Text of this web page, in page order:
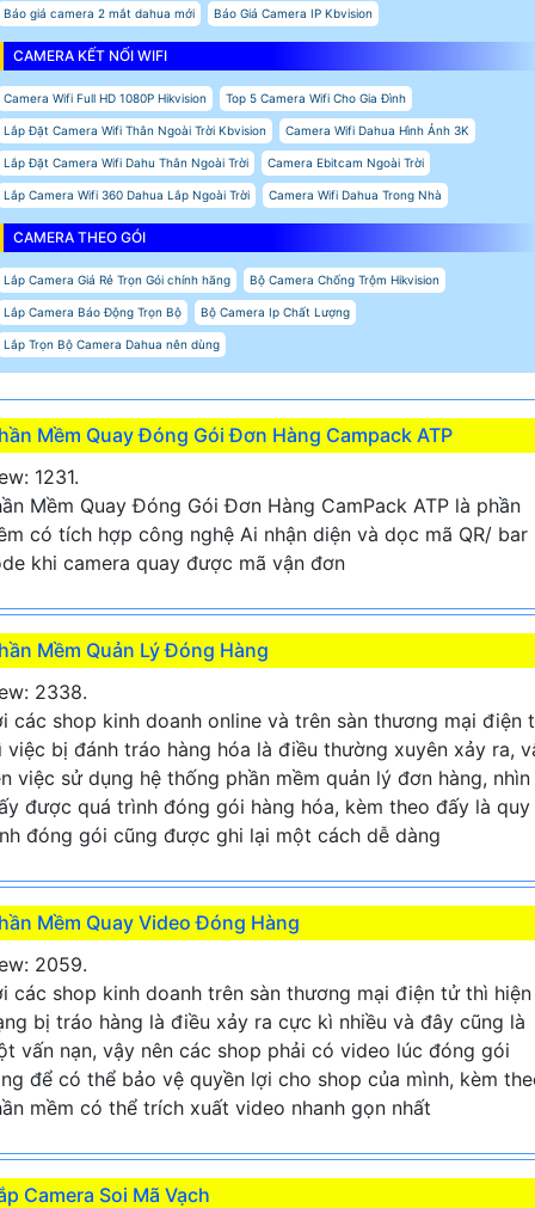
Báo giá camera 2 mắt dahua mới Báo Giá Camera IP Kbvision
CAMERA KẾT NỐI WIFI
Camera Wifi Full HD 1080P Hikvision Top 5 Camera Wifi Cho Gia Đình
Lắp Đặt Camera Wifi Thân Ngoài Trời Kbvision Camera Wifi Dahua Hình Ảnh 3K
Lắp Đặt Camera Wifi Dahu Thân Ngoài Trời Camera Ebitcam Ngoài Trời
Lắp Camera Wifi 360 Dahua Lắp Ngoài Trời Camera Wifi Dahua Trong Nhà
CAMERA THEO GÓI
Lắp Camera Giá Rẻ Trọn Gói chính hãng Bộ Camera Chống Trộm Hikvision
Lắp Camera Báo Động Trọn Bộ Bộ Camera Ip Chất Lượng
Lắp Trọn Bộ Camera Dahua nên dùng
Mềm Quay Đóng Gói Đơn Hàng Campack ATP
1231.
Mềm Quay Đóng Gói Đơn Hàng CamPack ATP là phần
có tích hợp công nghệ Ai nhận diện và dọc mã QR/ bar
khi camera quay được mã vận đơn
Mềm Quản Lý Đóng Hàng
2338.
các shop kinh doanh online và trên sàn thương mại điện
việc bị đánh tráo hàng hóa là điều thường xuyên xảy ra,
việc sử dụng hệ thống phần mềm quản lý đơn hàng, nhìn
được quá trình đóng gói hàng hóa, kèm theo đấy là quy
đóng gói cũng được ghi lại một cách dễ dàng
Mềm Quay Video Đóng Hàng
2059.
các shop kinh doanh trên sàn thương mại điện tử thì hiện
bị tráo hàng là điều xảy ra cực kì nhiều và đây cũng là
vấn nạn, vậy nên các shop phải có video lúc đóng gói
để có thể bảo vệ quyền lợi cho shop của mình, kèm
mềm có thể trích xuất video nhanh gọn nhất
Camera Soi Mã Vạch